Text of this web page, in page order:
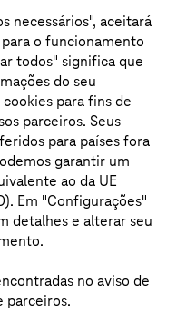
futuro e se e
a interface
S/4HANA e ECM.
enfrentando
do volume de
o
mas também
e infraestrutura.
respostas para
o SAP:
necessários", aceitará
o funcionamento
todos" significa que
do seu
para fins de
parceiros. Seus
para países fora
garantir um
ao da UE
Em "Configurações"
detalhes e alterar seu
no aviso de
parceiros.